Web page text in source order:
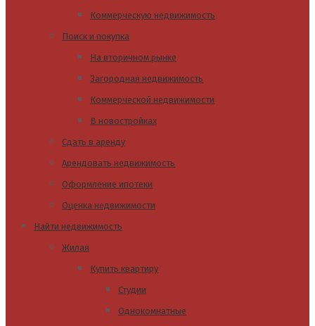
Коммерческую недвижимость
Поиск и покупка
На вторичном рынке
Загородная недвижимость
Коммерческой недвижимости
В новостройках
Сдать в аренду
Арендовать недвижимость
Оформление ипотеки
Оценка недвижимости
Найти недвижимость
Жилая
Купить квартиру
Студии
Однокомнатные